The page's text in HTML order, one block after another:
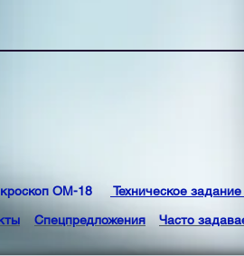
ОМ-18 Техническое задание
Спецпредложения Часто